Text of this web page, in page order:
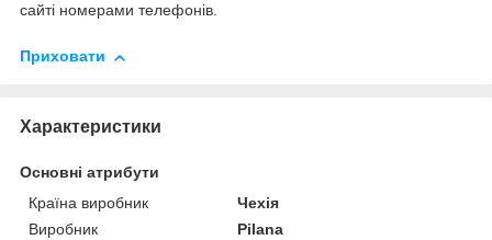
сайті номерами телефонів.
Приховати
Характеристики
Основні атрибути
Країна виробник
Чехія
Виробник
Pilana